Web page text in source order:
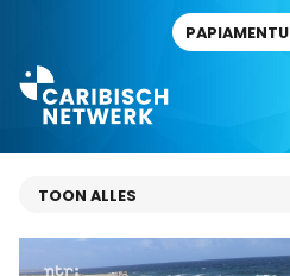
PAPIAMENTU